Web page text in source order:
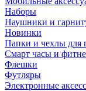
Наборы
Наушники и
Новинки
Папки и чехлы для
Смарт часы и
Флешки
Футляры
Электронные